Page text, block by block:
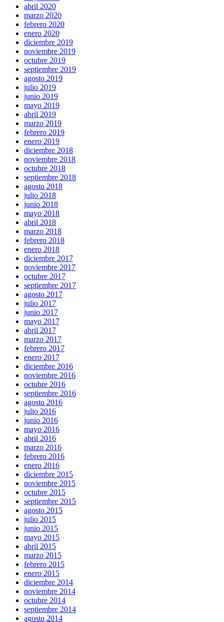
abril 2020
marzo 2020
febrero 2020
enero 2020
diciembre 2019
noviembre 2019
octubre 2019
septiembre 2019
agosto 2019
julio 2019
junio 2019
mayo 2019
abril 2019
marzo 2019
febrero 2019
enero 2019
diciembre 2018
noviembre 2018
octubre 2018
septiembre 2018
agosto 2018
julio 2018
junio 2018
mayo 2018
abril 2018
marzo 2018
febrero 2018
enero 2018
diciembre 2017
noviembre 2017
octubre 2017
septiembre 2017
agosto 2017
julio 2017
junio 2017
mayo 2017
abril 2017
marzo 2017
febrero 2017
enero 2017
diciembre 2016
noviembre 2016
octubre 2016
septiembre 2016
agosto 2016
julio 2016
junio 2016
mayo 2016
abril 2016
marzo 2016
febrero 2016
enero 2016
diciembre 2015
noviembre 2015
octubre 2015
septiembre 2015
agosto 2015
julio 2015
junio 2015
mayo 2015
abril 2015
marzo 2015
febrero 2015
enero 2015
diciembre 2014
noviembre 2014
octubre 2014
septiembre 2014
agosto 2014